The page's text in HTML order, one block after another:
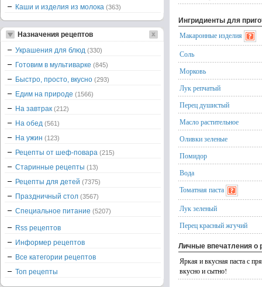
Ингридиенты для
Макаронные изделия
Соль
Морковь
Лук репчатый
Перец душистый
Масло растительное
Оливки зеленые
Помидор
Вода
Томатная паста
Лук зеленый
Перец красный жгучий
Личные впечатления о
Яркая и вкусная паста с
вкусно и сытно!
Каши и изделия из молока (363)
Назначения рецептов
Украшения для блюд (330)
Готовим в мультиварке (845)
Быстро, просто, вкусно (293)
Едим на природе (1566)
На завтрак (212)
На обед (561)
На ужин (123)
Рецепты от шеф-повара (215)
Старинные рецепты (13)
Рецепты для детей (7375)
Праздничный стол (3567)
Специальное питание (5207)
Rss рецептов
Информер рецептов
Все категории рецептов
Топ рецепты